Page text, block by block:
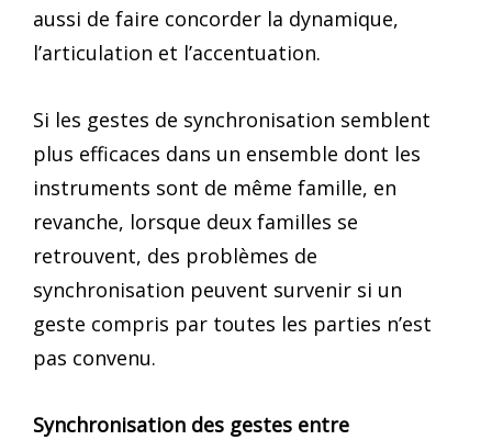
aussi de faire concorder la dynamique,
l’articulation et l’accentuation.
Si les gestes de synchronisation semblent
plus efficaces dans un ensemble dont les
instruments sont de même famille, en
revanche, lorsque deux familles se
retrouvent, des problèmes de
synchronisation peuvent survenir si un
geste compris par toutes les parties n’est
pas convenu.
Synchronisation des gestes entre